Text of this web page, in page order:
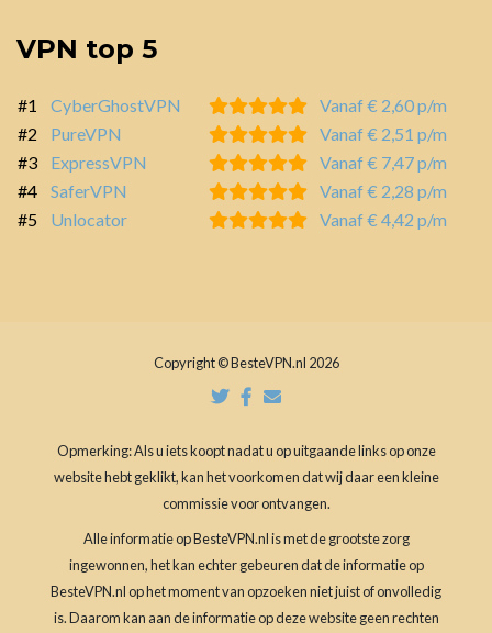
VPN top 5
#1 CyberGhostVPN
Vanaf € 2,60 p/m
#2
PureVPN
Vanaf € 2,51 p/m
#3
ExpressVPN
Vanaf € 7,47 p/m
#4
SaferVPN
Vanaf € 2,28 p/m
#5
Unlocator Vanaf € 4,42 p/m
Copyright © BesteVPN.nl 2026
Opmerking: Als u iets koopt nadat u op uitgaande links op onze
website hebt geklikt, kan het voorkomen dat wij daar een kleine
commissie voor ontvangen.
Alle informatie op BesteVPN.nl is met de grootste zorg
ingewonnen, het kan echter gebeuren dat de informatie op
BesteVPN.nl op het moment van opzoeken niet juist of onvolledig
is. Daarom kan aan de informatie op deze website geen rechten